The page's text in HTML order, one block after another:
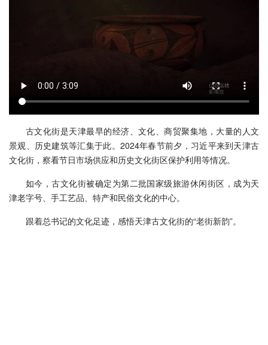
古文化街是天津最早的经济、文化、商贸聚集地，大量的人文
景观、历史建筑等汇集于此。2024年春节前夕，习近平来到天津古
文化街，察看节日市场供应和历史文化街区保护利用等情况。
如今，古文化街被确定为第二批国家级旅游休闲街区，成为天
津老字号、手工艺品、特产和民俗文化的中心。
跟着总书记的文化足迹，感悟天津古文化街的“老街新韵”。